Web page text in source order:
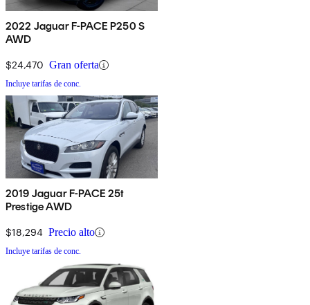
2022 Jaguar F-PACE P250 S
AWD
$24,470 Gran oferta
Incluye tarifas de conc.
2019 Jaguar F-PACE 25t
Prestige AWD
$18,294 Precio alto
Incluye tarifas de conc.